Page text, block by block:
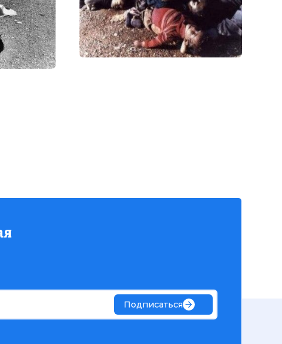
атак
Подписаться